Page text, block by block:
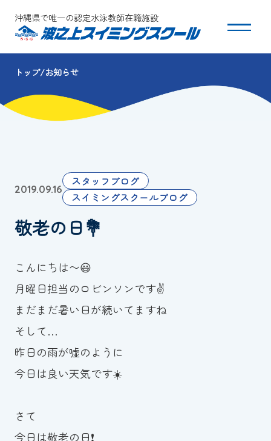
沖縄県で唯一の認定水泳教師在籍施設
スクールについて
コース・クラス紹介
団体会員募集
保護者の方へ
採用情報
お知らせ
カレンダー
波スイタイムズ
トップ お知らせ
2019.09.16
スタッフブログ
スイミングスクールブログ
敬老の日💐
こんにちは〜😃
月曜日担当のロビンソンです✌️
まだまだ暑い日が続いてますね
そして…
昨日の雨が嘘のように
今日は良い天気です☀️
さて
今日は敬老の日❗️